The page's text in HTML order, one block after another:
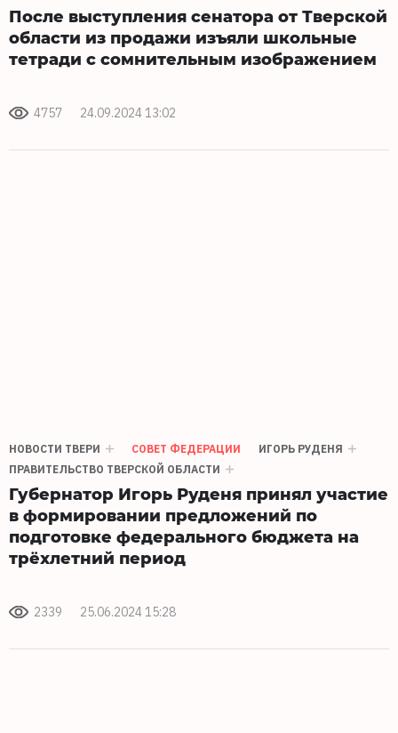
После выступления сенатора от Тверской
области из продажи изъяли школьные
тетради с сомнительным изображением
4757 24.09.2024 13:02
НОВОСТИ ТВЕРИ СОВЕТ ФЕДЕРАЦИИ
ИГОРЬ РУДЕНЯ
ПРАВИТЕЛЬСТВО ТВЕРСКОЙ ОБЛАСТИ
Губернатор Игорь Руденя принял участие
в формировании предложений по
подготовке федерального бюджета на
трёхлетний период
2339 25.06.2024 15:28